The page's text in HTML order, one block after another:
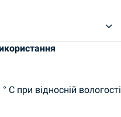
С при відносній вологості